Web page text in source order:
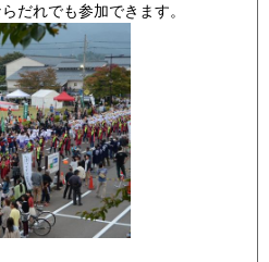
だれでも参加できます。